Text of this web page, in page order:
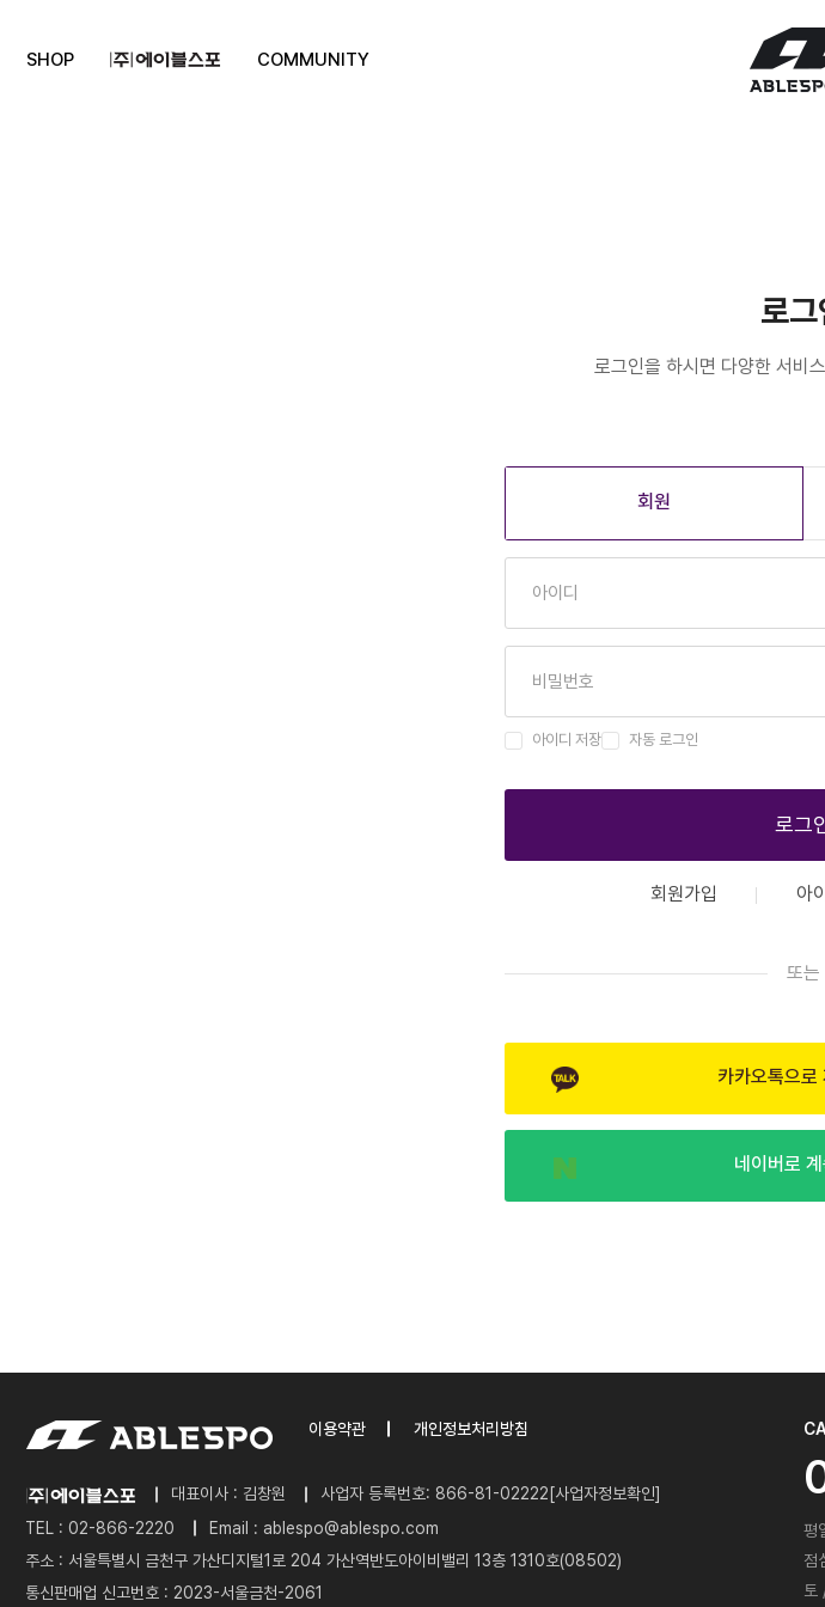
SHOP COMMUNITY
로
로그인을 하시면 다양한 서비
회원
아이디 저장 자동 로그인
로그
회원가입 아
또는
카카오톡으로
네이버로 계
이용약관 개인정보처리방침
대표이사 : 김창원 사업자 등록번호: 866-81-02222 [사업자정보확인]
TEL : 02-866-2220 Email : ablespo@ablespo.com
주소 : 서울특별시 금천구 가산디지털1로 204 가산역반도아이비밸리 13층 1310호(08502)
통신판매업 신고번호 : 2023-서울금천-2061
평
점
토